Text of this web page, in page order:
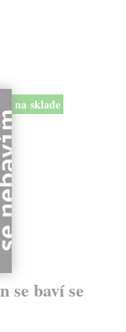
na sklade
se baví se